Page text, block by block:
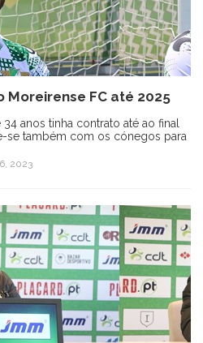
Moreirense FC até 2025
anos tinha contrato até ao final
se também com os cónegos para
2023